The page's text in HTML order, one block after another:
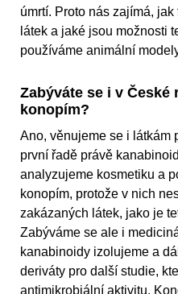
úmrtí. Proto nás zajímá,
látek a jaké jsou možnosti
používáme animální
Zabýváte se i v
konopím?
Ano, věnujeme se i látkám
první řadě právě
analyzujeme kosmetiku a
konopím, protože v nich
zakázaných látek, jako je
Zabýváme se ale i
kanabinoidy izolujeme a
deriváty pro další studie,
antimikrobiální aktivitu.